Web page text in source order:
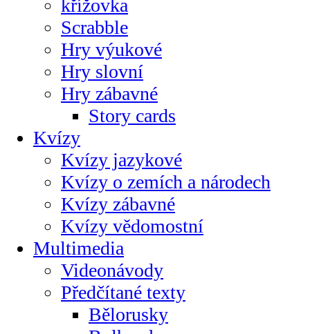
křížovka
Scrabble
Hry výukové
Hry slovní
Hry zábavné
Story cards
Kvízy
Kvízy jazykové
Kvízy o zemích a národech
Kvízy zábavné
Kvízy vědomostní
Multimedia
Videonávody
Předčítané texty
Bělorusky